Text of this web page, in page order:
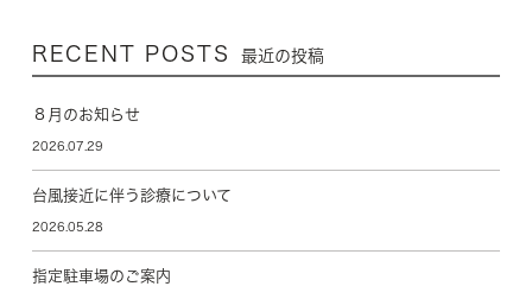
RECENT POSTS 最近の投稿
８月のお知らせ
2026.07.29
台風接近に伴う診療について
2026.05.28
指定駐車場のご案内